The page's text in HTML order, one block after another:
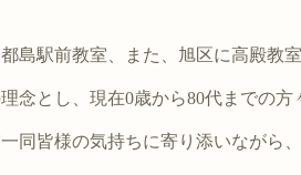
駅前教室、また、旭区に高殿教
とし、現在0歳から80代までの方
皆様の気持ちに寄り添いながら